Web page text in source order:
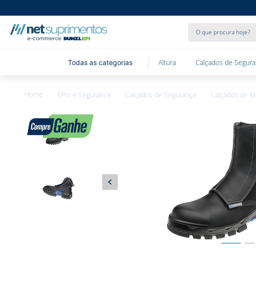
Altura Calçados de
EPIs e Segurança Calçados de Segurança Calçados de